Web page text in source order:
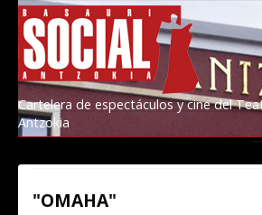
Cartelera de espectáculos y cine del
Antzokia
"OMAHA"